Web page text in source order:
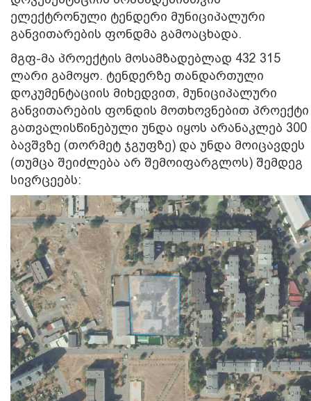
ელექტრონული ტენდერი მუნიციპალური
განვითარების ფონდმა გამოაცხადა.
მგფ-მა პროექტის მოსამზადებლად 432 315
ლარი გამოყო. ტენდერზე თანდართული
დოკუმენტაციის მიხედვით, მუნიციპალური
განვითარების ფონდის მოთხოვნებით პროექტი
გათვალისწინებული უნდა იყოს არანაკლებ 300
ბავშვზე (თორმეტ ჯგუფზე) და უნდა მოიცავდეს
(თუმცა შეიძლება არ შემოიფარგლოს) შემდეგ
სივრცეებს: